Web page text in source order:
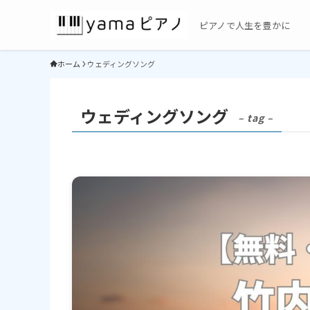
ピアノで人生を豊かに
ホーム ウェディングソング
ウェディングソング – tag –